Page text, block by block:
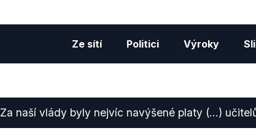
Ze sítí Politici Výroky
Za naší vlády byly nejvíc navýšené platy (…)